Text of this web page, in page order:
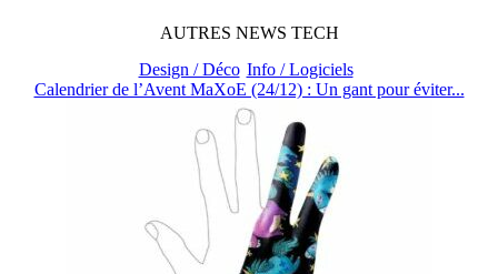
AUTRES NEWS TECH
Design / Déco Info / Logiciels
Calendrier de l’Avent MaXoE (24/12) : Un gant pour éviter...